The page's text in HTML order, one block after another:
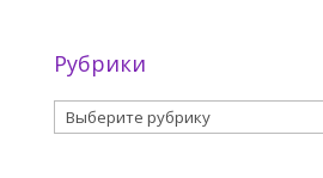
Рубрики
Рубрики